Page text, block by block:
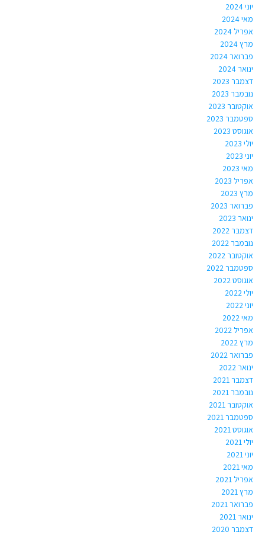
יוני 2024
מאי 2024
אפריל 2024
מרץ 2024
פברואר 2024
ינואר 2024
דצמבר 2023
נובמבר 2023
אוקטובר 2023
ספטמבר 2023
אוגוסט 2023
יולי 2023
יוני 2023
מאי 2023
אפריל 2023
מרץ 2023
פברואר 2023
ינואר 2023
דצמבר 2022
נובמבר 2022
אוקטובר 2022
ספטמבר 2022
אוגוסט 2022
יולי 2022
יוני 2022
מאי 2022
אפריל 2022
מרץ 2022
פברואר 2022
ינואר 2022
דצמבר 2021
נובמבר 2021
אוקטובר 2021
ספטמבר 2021
אוגוסט 2021
יולי 2021
יוני 2021
מאי 2021
אפריל 2021
מרץ 2021
פברואר 2021
ינואר 2021
דצמבר 2020